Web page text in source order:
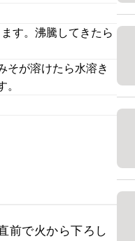
す。沸騰してきたら
そが溶けたら水溶き
前で火から下ろし